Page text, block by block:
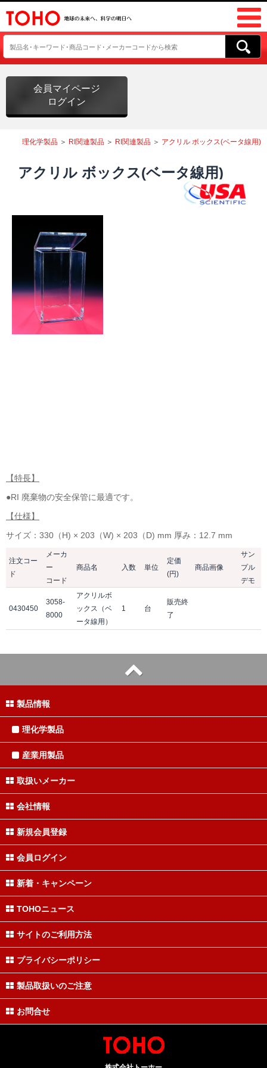
会員マイページ
ログイン
理化学製品 ＞ RI関連製品 ＞ RI関連製品 ＞ アクリル ボックス(ベータ線用)
アクリル ボックス(ベータ線用)
【特長】
●RI 廃棄物の安全保管に最適です。
【仕様】
サイズ：330（H) × 203（W) × 203（D) mm 厚み：12.7 mm
注文コー
ド
メーカ
ー
コード
商品名 入数 単位
定価
(円)
商品画像
サン
プル
デモ
0430450
3058-
8000
アクリルボ
ックス（ベ
ータ線用）
1 台
販売終
了
製品情報
理化学製品
産業用製品
取扱いメーカー
会社情報
新規会員登録
会員ログイン
新着・キャンペーン
TOHOニュース
サイトのご利用方法
プライバシーポリシー
製品取扱いのご注意
お問合せ